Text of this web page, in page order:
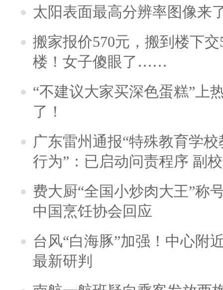
太阳表面最高分辨率图像来
搬家报价570元，搬到楼下
楼！女子傻眼了……
“不建议大家买深色蛋糕”上
了！
广东雷州通报“特殊教育学
行为”：已启动问责程序 副
费大厨“全国小炒肉大王”称
中国烹饪协会回应
台风“白海豚”加强！中心附
最新研判